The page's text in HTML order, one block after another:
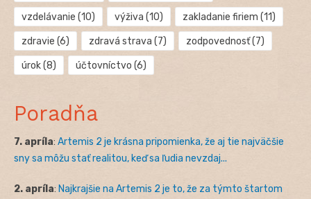
vzdelávanie (10) výživa (10) zakladanie firiem (11)
zdravie (6) zdravá strava (7) zodpovednosť(7)
úrok(8) účtovníctvo (6)
Poradňa
7. apríla: Artemis 2 je krásna pripomienka, že aj tie najväčšie
sny sa môžu stať realitou, keď sa ľudia nevzdaj...
2. apríla: Najkrajšie na Artemis 2 je to, že za týmto štartom